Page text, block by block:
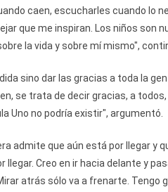
caen, escucharles cuando lo
que me inspiran. Los niños son
la vida y sobre mí mismo",
sino dar las gracias a toda la
se trata de decir gracias, a
Uno no podría existir", argumentó.
admite que aún está por llegar y
llegar. Creo en ir hacia delante y
atrás sólo va a frenarte.